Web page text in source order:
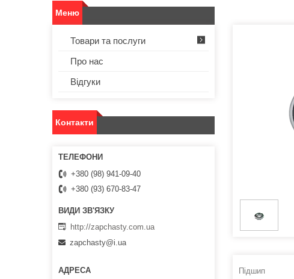
Підшип
Товари та послуги
Про нас
Відгуки
Контакти
+380 (98) 941-09-40
+380 (93) 670-83-47
http://zapchasty.com.ua
zapchasty@i.ua